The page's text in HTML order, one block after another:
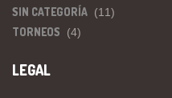
SIN CATEGORÍA (11)
TORNEOS (4)
LEGAL